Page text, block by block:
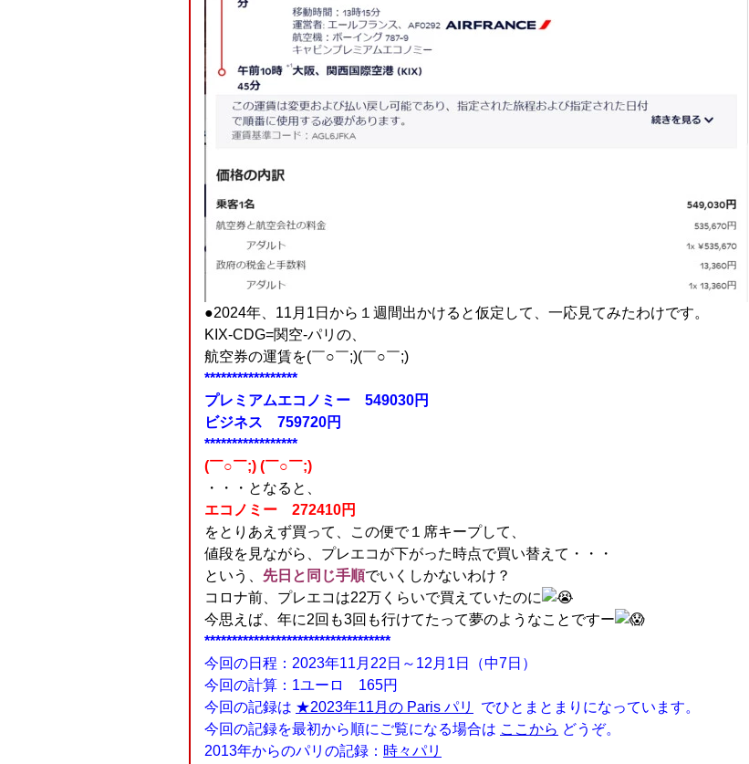
●2024年、11月1日から１週間出かけると仮定して、一応見てみたわけです。
KIX-CDG=関空-パリの、
航空券の運賃を(￣○￣;)(￣○￣;)
*****************
プレミアムエコノミー 549030円
ビジネス 759720円
*****************
(￣○￣;) (￣○￣;)
・・・となると、
エコノミー 272410円
をとりあえず買って、この便で１席キープして、
値段を見ながら、プレエコが下がった時点で買い替えて・・・
という、 先日と同じ手順でいくしかないわけ？
コロナ前、プレエコは22万くらいで買えていたのに
今思えば、年に2回も3回も行けてたって夢のようなことですー
**********************************
今回の日程：2023年11月22日～12月1日（中7日）
今回の計算：1ユーロ 165円
今回の記録は ★2023年11月の Paris パリ
でひとまとまりになっています。
今回の記録を最初から順にご覧になる場合は ここから どうぞ。
2013年からのパリの記録： 時々パリ